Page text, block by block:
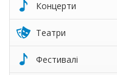
Концерти
Театри
Фестивалі